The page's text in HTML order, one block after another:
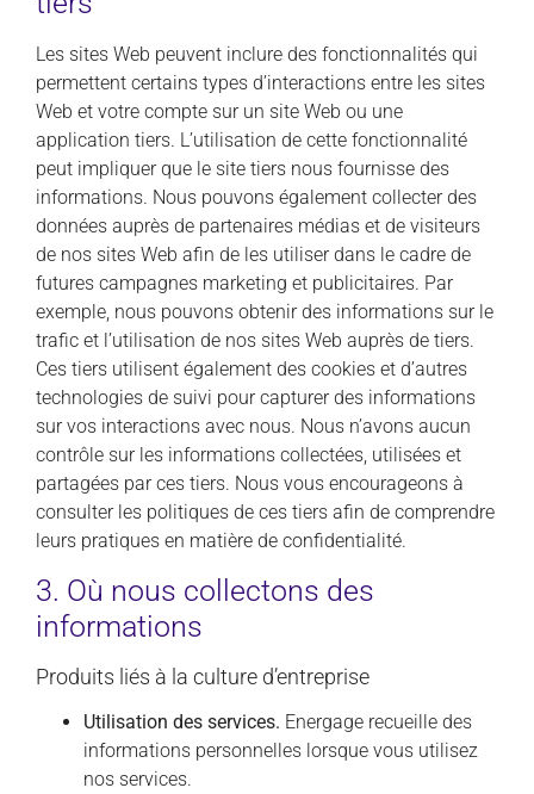
Les sites Web peuvent inclure des fonctionnalités qui
permettent certains types d’interactions entre les sites
Web et votre compte sur un site Web ou une
application tiers. L’utilisation de cette fonctionnalité
peut impliquer que le site tiers nous fournisse des
informations. Nous pouvons également collecter des
données auprès de partenaires médias et de visiteurs
de nos sites Web afin de les utiliser dans le cadre de
futures campagnes marketing et publicitaires. Par
exemple, nous pouvons obtenir des informations sur le
trafic et l’utilisation de nos sites Web auprès de tiers.
Ces tiers utilisent également des cookies et d’autres
technologies de suivi pour capturer des informations
sur vos interactions avec nous. Nous n’avons aucun
contrôle sur les informations collectées, utilisées et
partagées par ces tiers. Nous vous encourageons à
consulter les politiques de ces tiers afin de comprendre
leurs pratiques en matière de confidentialité.
3. Où nous collectons des
informations
Produits liés à la culture d’entreprise
Utilisation des services. Energage recueille des
informations personnelles lorsque vous utilisez
nos services.